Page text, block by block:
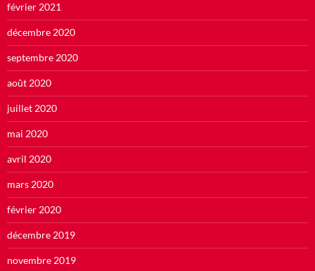
février 2021
décembre 2020
septembre 2020
août 2020
juillet 2020
mai 2020
avril 2020
mars 2020
février 2020
décembre 2019
novembre 2019